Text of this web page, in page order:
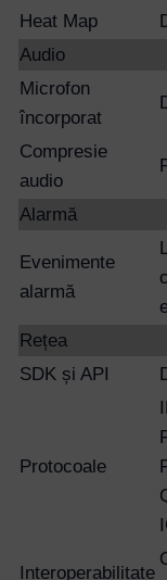
Heat Map
Audio
Microfon
încorporat
Compresie
audio
Alarmă
Evenimente
alarmă
Rețea
SDK și API
Protocoale
Interoperabilitate